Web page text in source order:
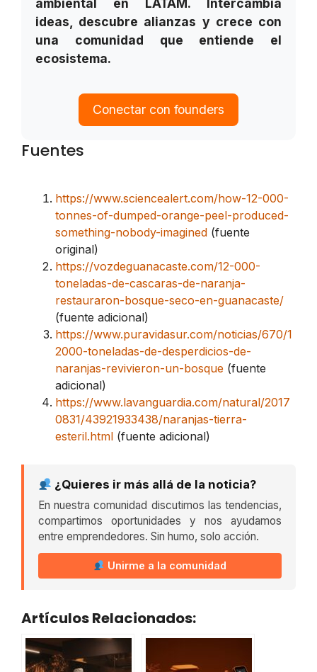
ideas, descubre alianzas y crece con
una comunidad que entiende el
ecosistema.
Conectar con founders
Fuentes
https://www.sciencealert.com/how-12-000-
tonnes-of-dumped-orange-peel-produced-
something-nobody-imagined (fuente
original)
https://vozdeguanacaste.com/12-000-
toneladas-de-cascaras-de-naranja-
restauraron-bosque-seco-en-guanacaste/
(fuente adicional)
https://www.puravidasur.com/noticias/670/1
2000-toneladas-de-desperdicios-de-
naranjas-revivieron-un-bosque (fuente
adicional)
https://www.lavanguardia.com/natural/2017
0831/43921933438/naranjas-tierra-
esteril.html (fuente adicional)
¿Quieres ir más allá de la noticia?
En nuestra comunidad discutimos las tendencias,
compartimos oportunidades y nos ayudamos
entre emprendedores. Sin humo, solo acción.
Unirme a la comunidad
Artículos Relacionados: